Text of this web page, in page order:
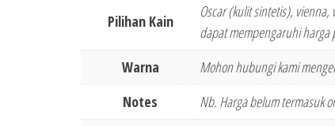
Pilihan Kain
Oscar (kulit sintetis),
dapat mempengaruhi
Warna
Mohon hubungi kami
Notes
Nb. Harga belum termasuk